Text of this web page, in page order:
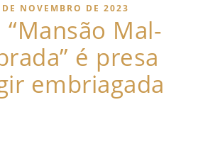
NOVEMBRO DE 2023
Mal-
é presa
embriagada